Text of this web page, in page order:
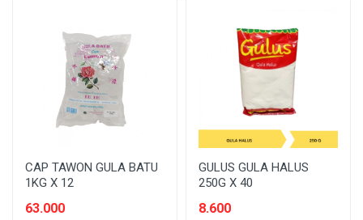
CAP TAWON GULA BATU
1KG X 12
63.000
GULUS GULA HALUS
250G X 40
8.600